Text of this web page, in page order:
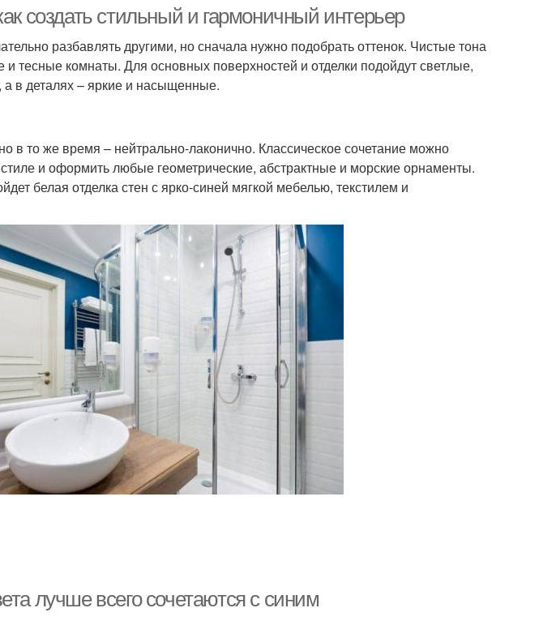
создать стильный и гармоничный интерьер
разбавлять другими, но сначала нужно подобрать оттенок. Чистые тона
и тесные комнаты. Для основных поверхностей и отделки подойдут светлые,
в деталях – яркие и насыщенные.
в то же время – нейтрально-лаконично. Классическое сочетание можно
и оформить любые геометрические, абстрактные и морские орнаменты.
белая отделка стен с ярко-синей мягкой мебелью, текстилем и
лучше всего сочетаются с синим